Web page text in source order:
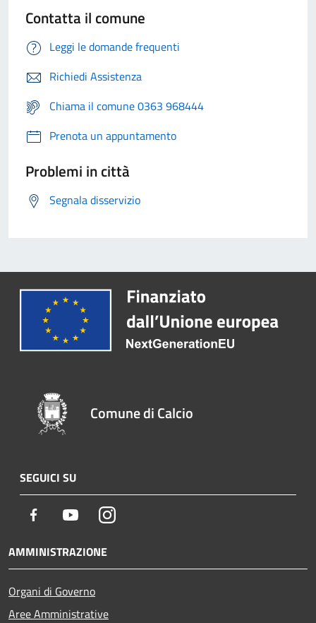
Contatta il comune
Leggi le domande frequenti
Richiedi Assistenza
Chiama il comune 0363 968444
Prenota un appuntamento
Problemi in città
Segnala disservizio
Comune di Calcio
SEGUICI SU
Facebook YoutubeInstagram
AMMINISTRAZIONE
Organi di Governo
Aree Amministrative